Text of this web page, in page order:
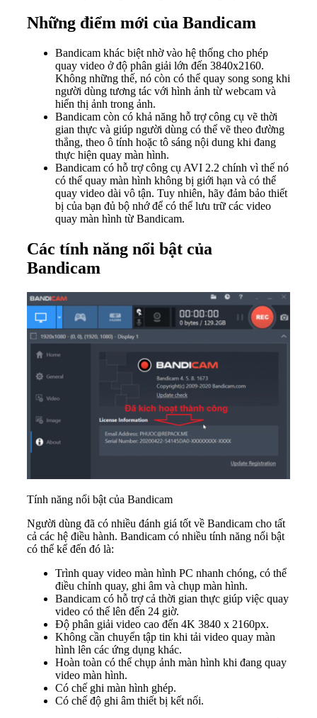
Những điểm mới của Bandicam
Bandicam khác biệt nhờ vào hệ thống cho phép
quay video ở độ phân giải lớn đến 3840x2160.
Không những thế, nó còn có thể quay song song khi
người dùng tương tác với hình ảnh từ webcam và
hiển thị ảnh trong ảnh.
Bandicam còn có khả năng hỗ trợ công cụ vẽ thời
gian thực và giúp người dùng có thể vẽ theo đường
thẳng, theo ô tính hoặc tô sáng nội dung khi đang
thực hiện quay màn hình.
Bandicam có hỗ trợ công cụ AVI 2.2 chính vì thế nó
có thể quay màn hình không bị giới hạn và có thể
quay video dài vô tận. Tuy nhiên, hãy đảm bảo thiết
bị của bạn đủ bộ nhớ để có thể lưu trữ các video
quay màn hình từ Bandicam.
Các tính năng nổi bật của
Bandicam
Tính năng nổi bật của Bandicam
Người dùng đã có nhiều đánh giá tốt về Bandicam cho tất
cả các hệ điều hành. Bandicam có nhiều tính năng nổi bật
có thể kể đến đó là:
Trình quay video màn hình PC nhanh chóng, có thể
điều chỉnh quay, ghi âm và chụp màn hình.
Bandicam có hỗ trợ cả thời gian thực giúp việc quay
video có thể lên đến 24 giờ.
Độ phân giải video cao đến 4K 3840 x 2160px.
Không cần chuyển tập tin khi tải video quay màn
hình lên các ứng dụng khác.
Hoàn toàn có thể chụp ảnh màn hình khi đang quay
video màn hình.
Có chế ghi màn hình ghép.
Có chế độ ghi âm thiết bị kết nối.